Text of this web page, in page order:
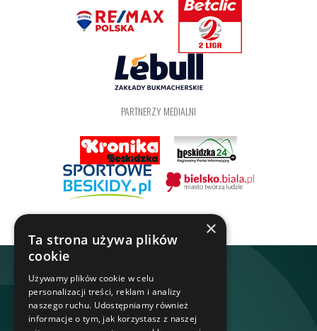
PARTNERZY MEDIALNI
×
Ta strona używa plików
cookie
Używamy plików cookie w celu
personalizacji treści, reklam i analizy
naszego ruchu. Udostępniamy również
informacje o tym, jak korzystasz z naszej